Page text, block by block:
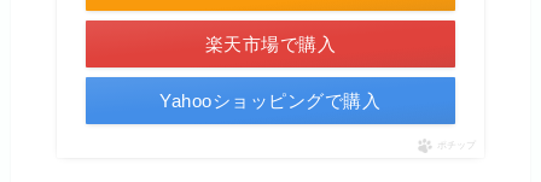
楽天市場で購入
Yahooショッピングで購入
ポチップ